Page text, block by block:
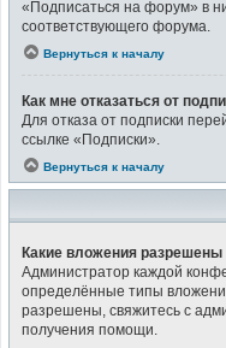
«Подписаться на форум» в
соответствующего форума.
Вернуться к началу
Как мне отказаться от
Для отказа от подписки
ссылке «Подписки».
Вернуться к началу
Какие вложения
Администратор каждой
определённые типы
разрешены, свяжитесь с
получения помощи.